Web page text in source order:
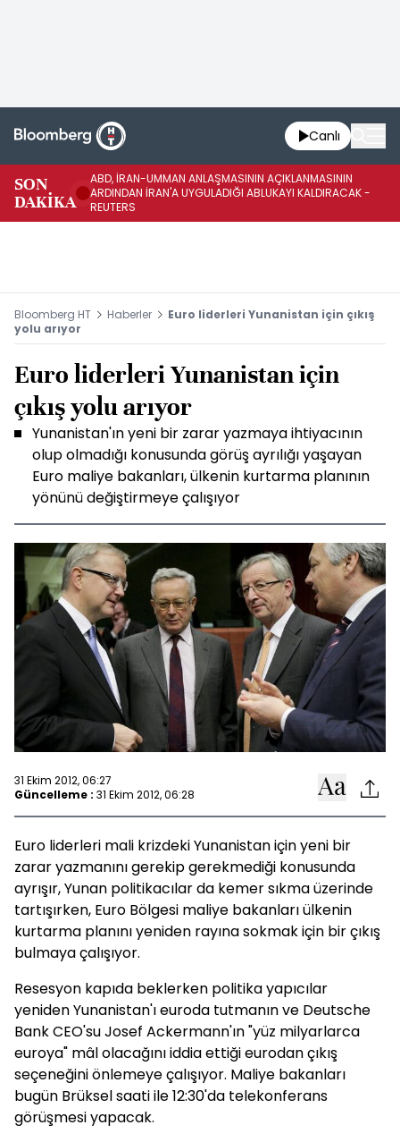
Canlı
SON
DAKİKA
ABD, İRAN-UMMAN ANLAŞMASININ AÇIKLANMASININ
ARDINDAN İRAN'A UYGULADIĞI ABLUKAYI KALDIRACAK -
REUTERS
Bloomberg HT Haberler
Euro liderleri Yunanistan için çıkış
yolu arıyor
Euro liderleri Yunanistan için
çıkış yolu arıyor
Yunanistan'ın yeni bir zarar yazmaya ihtiyacının
olup olmadığı konusunda görüş ayrılığı yaşayan
Euro maliye bakanları, ülkenin kurtarma planının
yönünü değiştirmeye çalışıyor
31 Ekim 2012, 06:27
Güncelleme : 31 Ekim 2012, 06:28
Euro liderleri mali krizdeki Yunanistan için yeni bir
zarar yazmanını gerekip gerekmediği konusunda
ayrışır, Yunan politikacılar da kemer sıkma üzerinde
tartışırken, Euro Bölgesi maliye bakanları ülkenin
kurtarma planını yeniden rayına sokmak için bir çıkış
bulmaya çalışıyor.
Resesyon kapıda beklerken politika yapıcılar
yeniden Yunanistan'ı euroda tutmanın ve Deutsche
Bank CEO'su Josef Ackermann'ın "yüz milyarlarca
euroya" mâl olacağını iddia ettiği eurodan çıkış
seçeneğini önlemeye çalışıyor. Maliye bakanları
bugün Brüksel saati ile 12:30'da telekonferans
görüşmesi yapacak.